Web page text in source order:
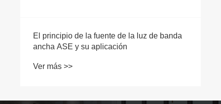
El principio de la fuente de la luz de banda
ancha ASE y su aplicación
Ver más >>